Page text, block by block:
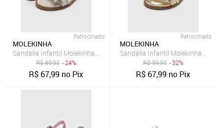
Patrocinado
MOLEKINHA
Sandália Infantil Molekinha Aplicação Dourada Bege
R$89,90 - 24%
R$ 67,99 no Pix
Patrocinado
MOLEKINHA
Sandália Infantil Molekinha
R$99,90 - 32%
R$ 67,99 no Pix